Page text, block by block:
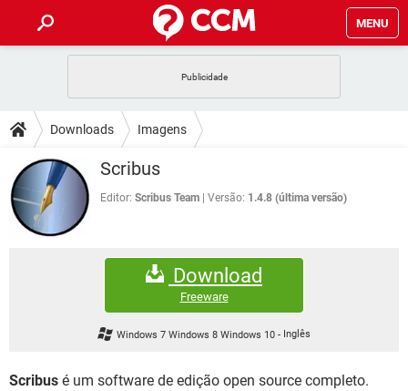
MENU
CELULAR
OUTLOOK
INSTAGRAM GMAIL
GUIA DE COMPRAS
DICAS
JOGOS
CELULAR
OUTLOOK
DOWNLOADS
JOGOS WHATSAPP
CELULAR
EXCEL
GMAIL
FÓRUM
FACEBOOK
EXCEL
GMAIL
WHATSAPP
INSTAGRAM GMAIL
Downloads Imagens
Scribus
Editor: Scribus Team Versão: 1.4.8 (última versão)
Download
Freeware
Windows 7 Windows 8 Windows 10 - Inglês
Scribus é um software de edição open source completo.